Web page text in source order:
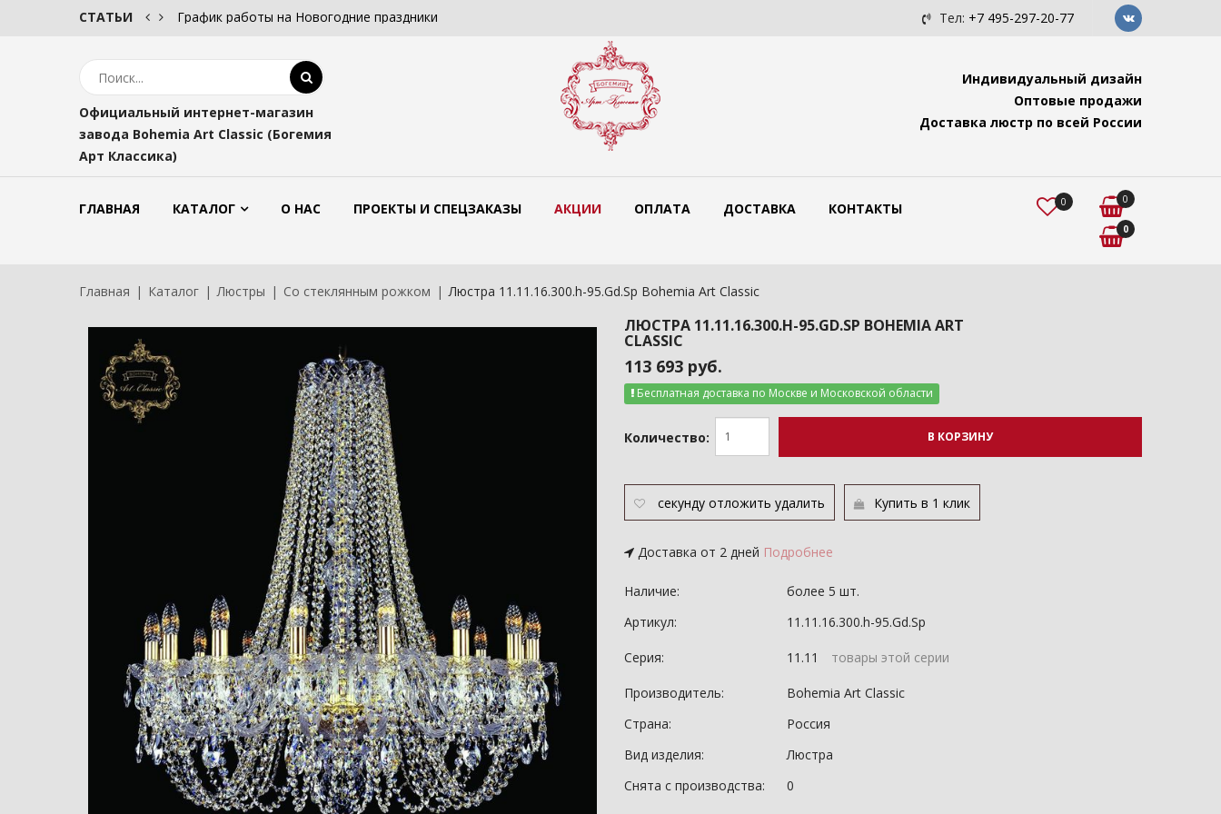
СТАТЬИ График работы на Новогодние праздники Цветные люстры Bohemia Art Classic с подвесами "Ви... Люстра для помещений с
Тел: +7 495-297-20-77
Официальный интернет-магазин
завода Bohemia Art Classic (Богемия
Арт Классика)
Индивидуальный дизайн
Оптовые продажи
Доставка люстр по всей России
ГЛАВНАЯ КАТАЛОГ О НАС ПРОЕКТЫ И СПЕЦЗАКАЗЫ АКЦИИ ОПЛАТА ДОСТАВКА КОНТАКТЫ 0 0
0
Главная Каталог Люстры Со стеклянным рожком Люстра 11.11.16.300.h-95.Gd.Sp Bohemia Art Classic
ЛЮСТРА 11.11.16.300.H-95.GD.SP BOHEMIA ART
CLASSIC
113 693 руб.
Бесплатная доставка по Москве и Московской области
Количество: В КОРЗИНУ
секунду отложить удалить Купить в 1 клик
Доставка от 2 дней Подробнее
Наличие:
более 5 шт.
Артикул:
11.11.16.300.h-95.Gd.Sp
Серия: 11.11 товары этой серии
Производитель:
Bohemia Art Classic
Страна:
Россия
Вид изделия:
Люстра
Снята с производства:
0